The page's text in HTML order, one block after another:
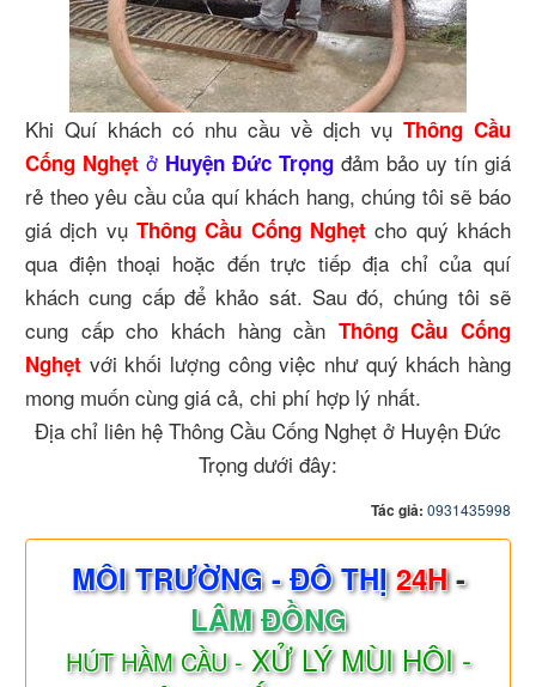
Khi Quí khách có nhu cầu về dịch vụ Thông Cầu
Cống Nghẹt ở Huyện Đức Trọng đảm bảo uy tín giá
rẻ theo yêu cầu của quí khách hang, chúng tôi sẽ báo
giá dịch vụ Thông Cầu Cống Nghẹtcho quý khách
qua điện thoại hoặc đến trực tiếp địa chỉ của quí
khách cung cấp để khảo sát. Sau đó, chúng tôi sẽ
cung cấp cho khách hàng cần Thông Cầu Cống
Nghẹt với khối lượng công việc như quý khách hàng
mong muốn cùng giá cả, chi phí hợp lý nhất.
Địa chỉ liên hệ Thông Cầu Cống Nghẹt ở Huyện Đức
Trọng dưới đây:
Tác giả: 0931435998
MÔI TRƯỜNG - ĐÔ THỊ24H-
LÂM ĐỒNG
HÚT HẦM CẦU - XỬ LÝ MÙI HÔI -